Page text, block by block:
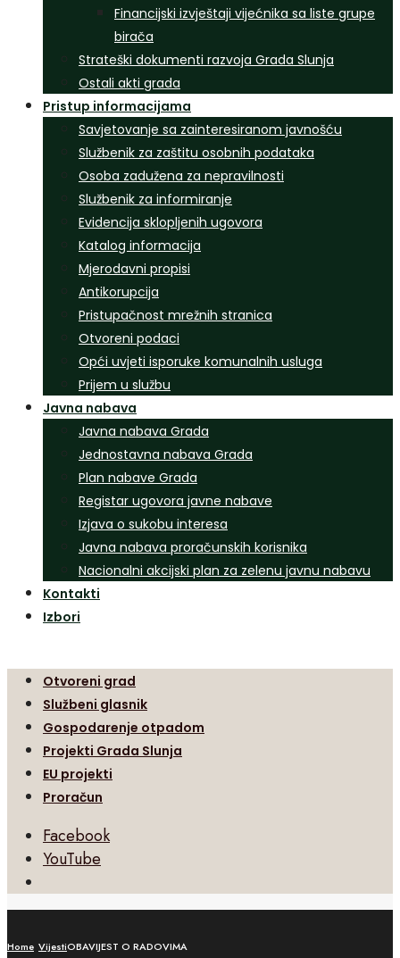
Financijski izvještaji vijećnika sa liste grupe
birača
Strateški dokumenti razvoja Grada Slunja
Ostali akti grada
Pristup informacijama
Savjetovanje sa zainteresiranom javnošću
Službenik za zaštitu osobnih podataka
Osoba zadužena za nepravilnosti
Službenik za informiranje
Evidencija sklopljenih ugovora
Katalog informacija
Mjerodavni propisi
Antikorupcija
Pristupačnost mrežnih stranica
Otvoreni podaci
Opći uvjeti isporuke komunalnih usluga
Prijem u službu
Javna nabava
Javna nabava Grada
Jednostavna nabava Grada
Plan nabave Grada
Registar ugovora javne nabave
Izjava o sukobu interesa
Javna nabava proračunskih korisnika
Nacionalni akcijski plan za zelenu javnu nabavu
Kontakti
Izbori
Otvoreni grad
Službeni glasnik
Gospodarenje otpadom
Projekti Grada Slunja
EU projekti
Proračun
Facebook
YouTube
Search
Home VijestiOBAVIJEST O RADOVIMA